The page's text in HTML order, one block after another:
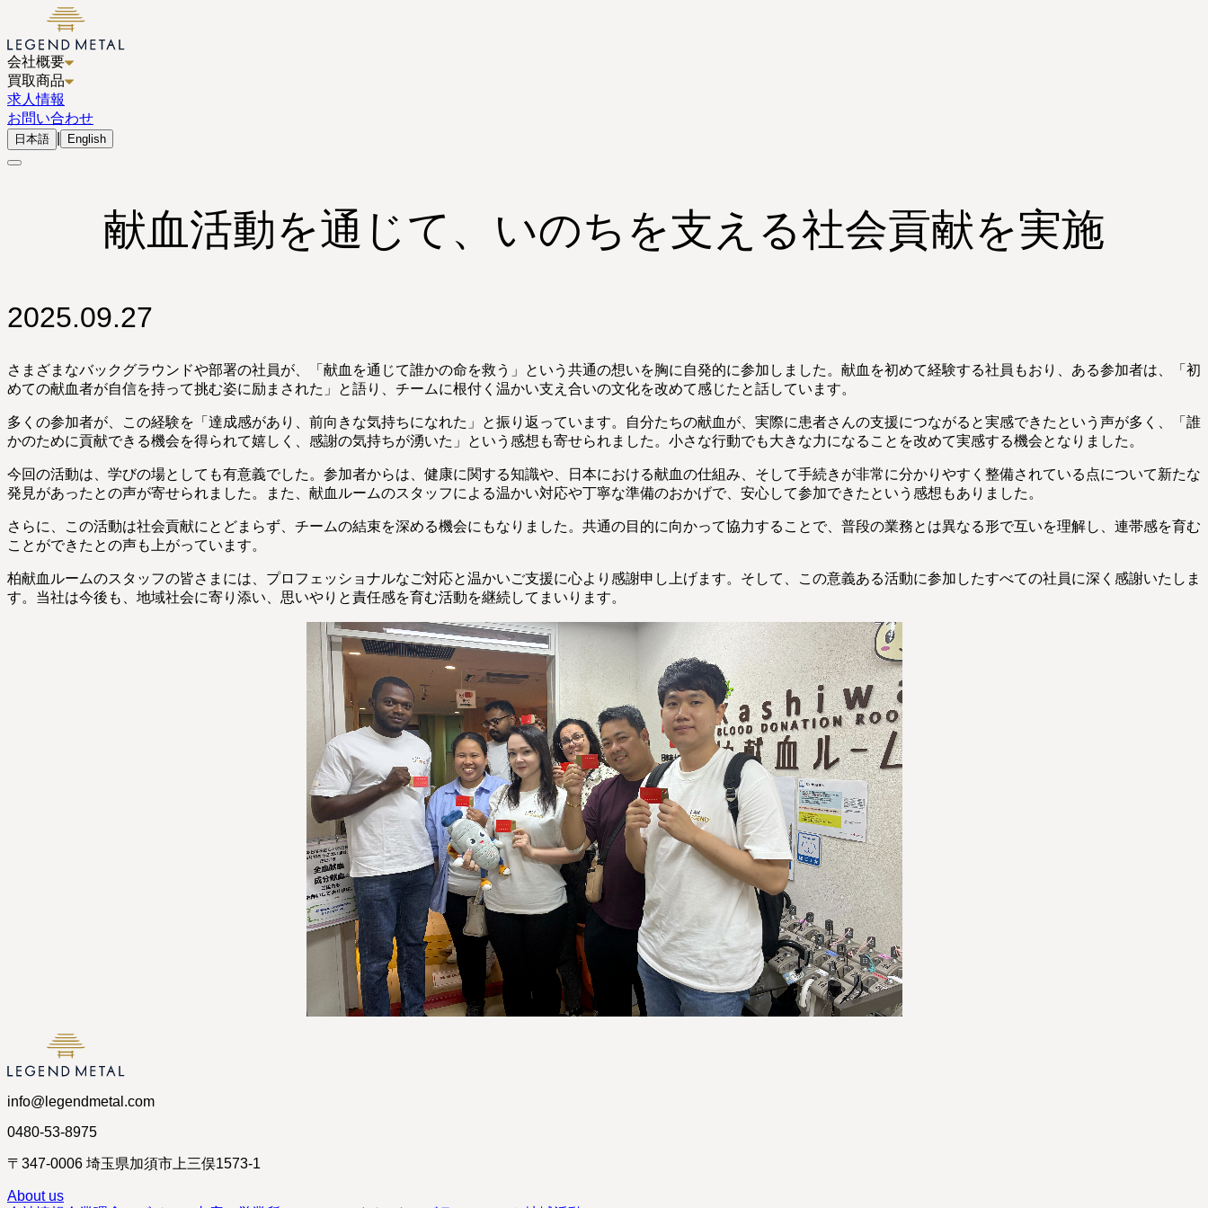
会社概要
買取商品
求人情報
お問い合わせ
日本語 English
献血活動を通じて、いのちを支える社会貢献を実施
2025.09.27
さまざまなバックグラウンドや部署の社員が、「献血を通じて誰かの命を救う」という共通の想いを胸に自発的に参加しました。献血を初めて経験する社員もおり、ある参加者は、「初
めての献血者が自信を持って挑む姿に励まされた」と語り、チームに根付く温かい支え合いの文化を改めて感じたと話しています。
多くの参加者が、この経験を「達成感があり、前向きな気持ちになれた」と振り返っています。自分たちの献血が、実際に患者さんの支援につながると実感できたという声が多く、「誰
かのために貢献できる機会を得られて嬉しく、感謝の気持ちが湧いた」という感想も寄せられました。小さな行動でも大きな力になることを改めて実感する機会となりました。
今回の活動は、学びの場としても有意義でした。参加者からは、健康に関する知識や、日本における献血の仕組み、そして手続きが非常に分かりやすく整備されている点について新たな
発見があったとの声が寄せられました。また、献血ルームのスタッフによる温かい対応や丁寧な準備のおかげで、安心して参加できたという感想もありました。
さらに、この活動は社会貢献にとどまらず、チームの結束を深める機会にもなりました。共通の目的に向かって協力することで、普段の業務とは異なる形で互いを理解し、連帯感を育む
ことができたとの声も上がっています。
柏献血ルームのスタッフの皆さまには、プロフェッショナルなご対応と温かいご支援に心より感謝申し上げます。そして、この意義ある活動に参加したすべての社員に深く感謝いたしま
す。当社は今後も、地域社会に寄り添い、思いやりと責任感を育む活動を継続してまいります。
info@legendmetal.com
0480-53-8975
〒347-0006 埼玉県加須市上三俣1573-1
About us